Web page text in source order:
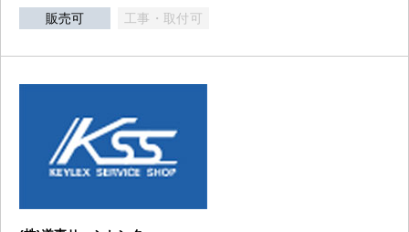
販売可 工事・取付可